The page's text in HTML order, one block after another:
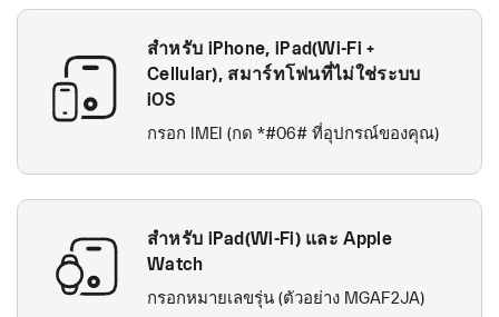
สำหรับ iPhone, iPad(Wi-Fi +
Cellular), สมาร์ทโฟนที่ไม่ใช่ระบบ
iOS
กรอก IMEI (กด *#06# ที่อุปกรณ์ของคุณ)
สำหรับ iPad(Wi-Fi) และ Apple
Watch
กรอกหมายเลขรุ่น (ตัวอย่าง MGAF2JA)